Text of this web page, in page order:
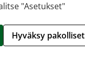
"Asetukset"
Hyväksy pakolliset